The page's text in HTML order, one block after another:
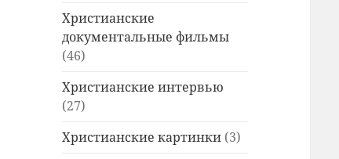
Христианские
документальные фильмы
(46)
Христианские интервью
(27)
Христианские картинки (3)